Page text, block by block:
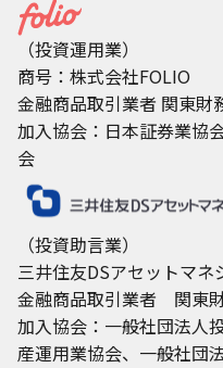
（投資運用業）
商号：株式会社FOLIO
金融商品取引業者 関東財
加入協会：日本証券業協
会
（投資助言業）
三井住友DSアセットマネ
金融商品取引業者 関東
加入協会：一般社団法人
産運用業協会、一般社団